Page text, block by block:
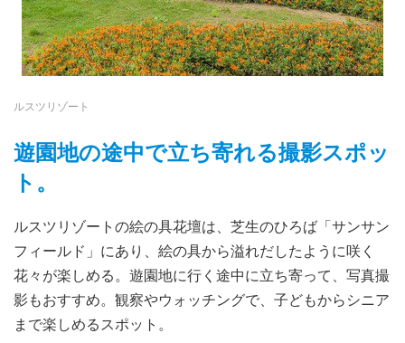
ルスツリゾート
遊園地の途中で立ち寄れる撮影スポッ
ト。
ルスツリゾートの絵の具花壇は、芝生のひろば「サンサン
フィールド」にあり、絵の具から溢れだしたように咲く
花々が楽しめる。遊園地に行く途中に立ち寄って、写真撮
影もおすすめ。観察やウォッチングで、子どもからシニア
まで楽しめるスポット。